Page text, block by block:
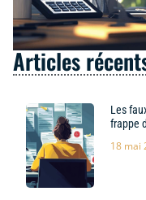
Articles
Les
frappe
18 mai